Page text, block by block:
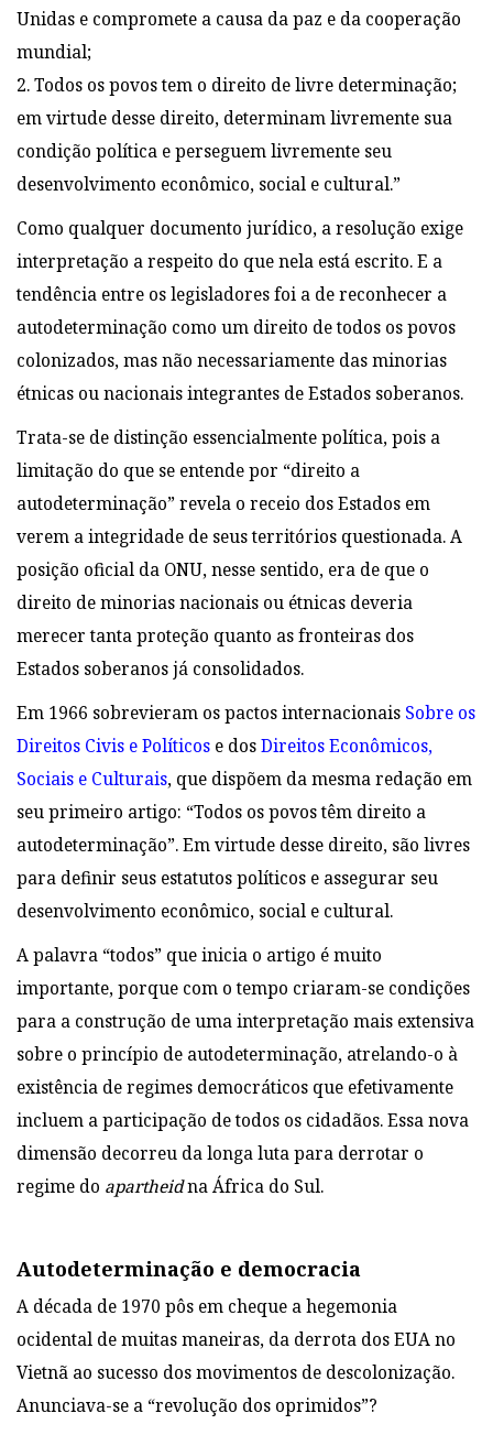
Unidas e compromete a causa da paz e da cooperação
mundial;
2. Todos os povos tem o direito de livre determinação;
em virtude desse direito, determinam livremente sua
condição política e perseguem livremente seu
desenvolvimento econômico, social e cultural.”
Como qualquer documento jurídico, a resolução exige
interpretação a respeito do que nela está escrito. E a
tendência entre os legisladores foi a de reconhecer a
autodeterminação como um direito de todos os povos
colonizados, mas não necessariamente das minorias
étnicas ou nacionais integrantes de Estados soberanos.
Trata-se de distinção essencialmente política, pois a
limitação do que se entende por “direito a
autodeterminação” revela o receio dos Estados em
verem a integridade de seus territórios questionada. A
posição oficial da ONU, nesse sentido, era de que o
direito de minorias nacionais ou étnicas deveria
merecer tanta proteção quanto as fronteiras dos
Estados soberanos já consolidados.
Em 1966 sobrevieram os pactos internacionais Sobre os
Direitos Civis e Políticos e dosDireitos Econômicos,
Sociais e Culturais, que dispõem da mesma redação em
seu primeiro artigo: “Todos os povos têm direito a
autodeterminação”. Em virtude desse direito, são livres
para definir seus estatutos políticos e assegurar seu
desenvolvimento econômico, social e cultural.
A palavra “todos” que inicia o artigo é muito
importante, porque com o tempo criaram-se condições
para a construção de uma interpretação mais extensiva
sobre o princípio de autodeterminação, atrelando-o à
existência de regimes democráticos que efetivamente
incluem a participação de todos os cidadãos. Essa nova
dimensão decorreu da longa luta para derrotar o
regime do apartheidna África do Sul.
Autodeterminação e democracia
A década de 1970 pôs em cheque a hegemonia
ocidental de muitas maneiras, da derrota dos EUA no
Vietnã ao sucesso dos movimentos de descolonização.
Anunciava-se a “revolução dos oprimidos”?